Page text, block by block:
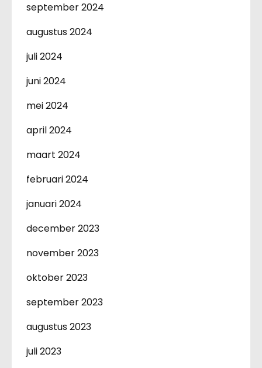
september 2024
augustus 2024
juli 2024
juni 2024
mei 2024
april 2024
maart 2024
februari 2024
januari 2024
december 2023
november 2023
oktober 2023
september 2023
augustus 2023
juli 2023